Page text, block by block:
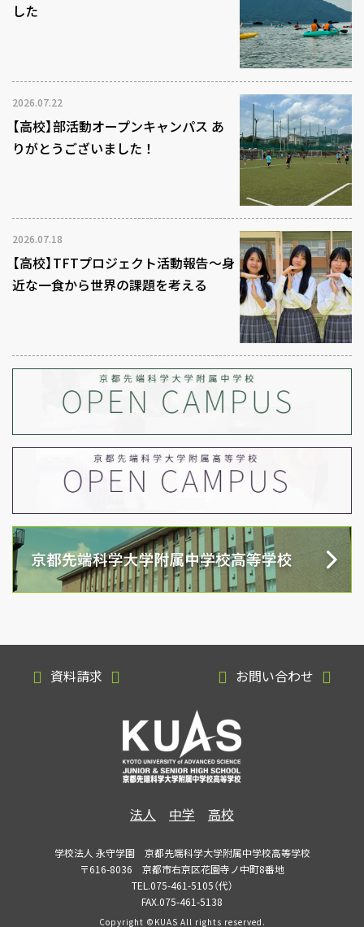
した
2026.07.22
【高校】部活動オープンキャンパス あ
りがとうございました！
2026.07.18
【高校】TFTプロジェクト活動報告～身
近な一食から世界の課題を考える
資料請求 お問い合わせ
法人 中学 高校
学校法人 永守学園 京都先端科学大学附属中学校高等学校
〒616-8036 京都市右京区花園寺ノ中町8番地
TEL.075-461-5105（代）
FAX.075-461-5138
Copyright ©KUAS All rights reserved.